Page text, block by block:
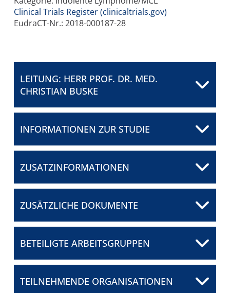
LEITUNG
REGISTER
ÜBER UNS
ORGANISATIONEN
SCORES
FÖRDERUNG
PROGRAMM
Clinical Trials Register (clinicaltrials.gov)
EudraCT-Nr.: 2018-000187-28
LEITUNG: HERR PROF. DR. MED.
CHRISTIAN BUSKE
Christian Buske
INFORMATIONEN ZUR STUDIE
ZUSATZINFORMATIONEN
ZUSÄTZLICHE DOKUMENTE
GLA_Juni2023
BETEILIGTE ARBEITSGRUPPEN
TEILNEHMENDE ORGANISATIONEN